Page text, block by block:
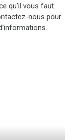
qu’il vous faut.
nous pour